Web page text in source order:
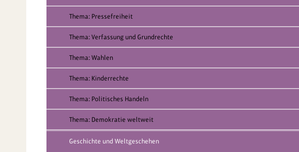
Thema: Pressefreiheit
Thema: Verfassung und Grundrechte
Thema: Wahlen
Thema: Kinderrechte
Thema: Politisches Handeln
Thema: Demokratie weltweit
Geschichte und Weltgeschehen